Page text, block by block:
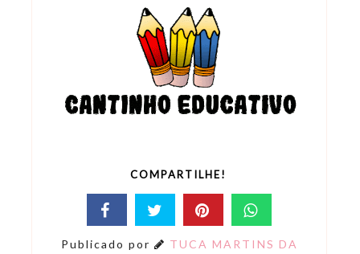
COMPARTILHE!
Publicado por
TUCA MARTINS DA